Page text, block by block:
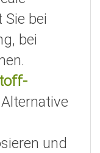
bei
bei
und